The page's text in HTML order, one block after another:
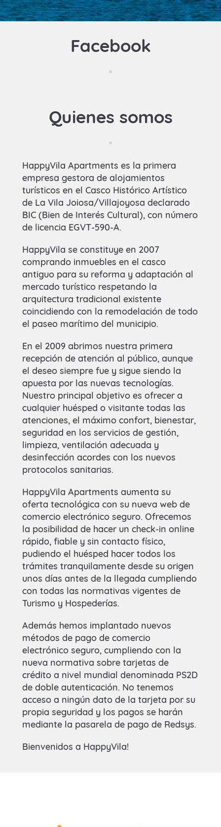
Facebook
Quienes somos
HappyVila Apartments es la primera
empresa gestora de alojamientos
turísticos en el Casco Histórico Artístico
de La Vila Joiosa/Villajoyosa declarado
BIC (Bien de Interés Cultural), con número
de licencia EGVT-590-A.
HappyVila se constituye en 2007
comprando inmuebles en el casco
antiguo para su reforma y adaptación al
mercado turístico respetando la
arquitectura tradicional existente
coincidiendo con la remodelación de todo
el paseo marítimo del municipio.
En el 2009 abrimos nuestra primera
recepción de atención al público, aunque
el deseo siempre fue y sigue siendo la
apuesta por las nuevas tecnologías.
Nuestro principal objetivo es ofrecer a
cualquier huésped o visitante todas las
atenciones, el máximo confort, bienestar,
seguridad en los servicios de gestión,
limpieza, ventilación adecuada y
desinfección acordes con los nuevos
protocolos sanitarias.
HappyVila Apartments aumenta su
oferta tecnológica con su nueva web de
comercio electrónico seguro. Ofrecemos
la posibilidad de hacer un check-in online
rápido, fiable y sin contacto físico,
pudiendo el huésped hacer todos los
trámites tranquilamente desde su origen
unos días antes de la llegada cumpliendo
con todas las normativas vigentes de
Turismo y Hospederías.
Además hemos implantado nuevos
métodos de pago de comercio
electrónico seguro, cumpliendo con la
nueva normativa sobre tarjetas de
crédito a nivel mundial denominada PS2D
de doble autenticación. No tenemos
acceso a ningún dato de la tarjeta por su
propia seguridad y los pagos se harán
mediante la pasarela de pago de Redsys.
Bienvenidos a HappyVila!